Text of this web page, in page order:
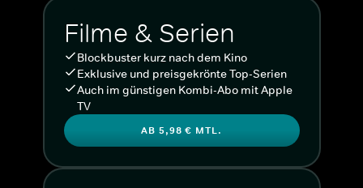
Filme & Serien
Blockbuster kurz nach dem Kino
Exklusive und preisgekrönte Top-Serien
Auch im günstigen Kombi-Abo mit Apple
TV
AB 5,98 € MTL.